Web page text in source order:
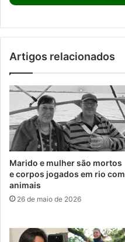
Artigos relacionados
Marido e mulher são mortos
e corpos jogados em rio com
animais
26 de maio de 2026